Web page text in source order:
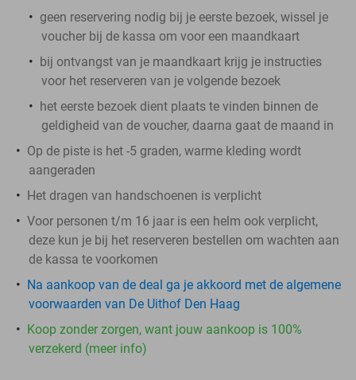
geen reservering nodig bij je eerste bezoek, wissel je
voucher bij de kassa om voor een maandkaart
bij ontvangst van je maandkaart krijg je instructies
voor het reserveren van je volgende bezoek
het eerste bezoek dient plaats te vinden binnen de
geldigheid van de voucher, daarna gaat de maand in
Op de piste is het -5 graden, warme kleding wordt
aangeraden
Het dragen van handschoenen is verplicht
Voor personen t/m 16 jaar is een helm ook verplicht,
deze kun je bij het reserveren bestellen om wachten aan
de kassa te voorkomen
Na aankoop van de deal ga je akkoord met de algemene
voorwaarden van De Uithof Den Haag
Koop zonder zorgen, want jouw aankoop is 100%
verzekerd (meer info)